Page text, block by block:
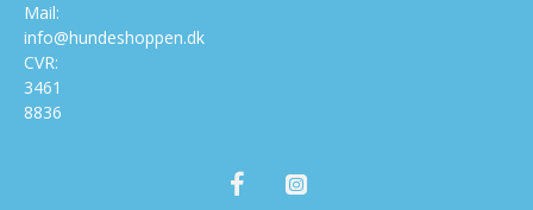
Mail:
info@hundeshoppen.dk
CVR:
3461
8836